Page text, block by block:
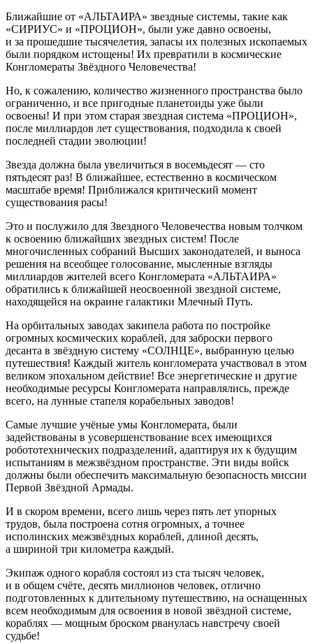
Ближайшие от «АЛЬТАИРА» звездные системы, такие как
«СИРИУС» и «ПРОЦИОН», были уже давно освоены,
и за прошедшие тысячелетия, запасы их полезных ископаемых
были порядком истощены! Их превратили в космические
Конгломераты Звёздного Человечества!
Но, к сожалению, количество жизненного пространства было
ограниченно, и все пригодные планетоиды уже были
освоены! И при этом старая звездная система «ПРОЦИОН»,
после миллиардов лет существования, подходила к своей
последней стадии эволюции!
Звезда должна была увеличиться в восемьдесят — сто
пятьдесят раз! В ближайшее, естественно в космическом
масштабе время! Приближался критический момент
существования расы!
Это и послужило для Звездного Человечества новым толчком
к освоению ближайших звездных систем! После
многочисленных собраний Высших законодателей, и выноса
решения на всеобщее голосование, мысленные взгляды
миллиардов жителей всего Конгломерата «АЛЬТАИРА»
обратились к ближайшей неосвоенной звездной системе,
находящейся на окраине галактики Млечный Путь.
На орбитальных заводах закипела работа по постройке
огромных космических кораблей, для заброски первого
десанта в звёздную систему «СОЛНЦЕ», выбранную целью
путешествия! Каждый житель конгломерата участвовал в этом
великом эпохальном действие! Все энергетические и другие
необходимые ресурсы Конгломерата направлялись, прежде
всего, на лунные стапеля корабельных заводов!
Самые лучшие учёные умы Конгломерата, были
задействованы в усовершенствование всех имеющихся
робототехнических подразделений, адаптируя их к будущим
испытаниям в межзвёздном пространстве. Эти виды войск
должны были обеспечить максимальную безопасность миссии
Первой Звёздной Армады.
И в скором времени, всего лишь через пять лет упорных
трудов, была построена сотня огромных, а точнее
исполинских межзвёздных кораблей, длиной десять,
а шириной три километра каждый.
Экипаж одного корабля состоял из ста тысяч человек,
и в общем счёте, десять миллионов человек, отлично
подготовленных к длительному путешествию, на оснащенных
всем необходимым для освоения в новой звёздной системе,
кораблях — мощным броском рванулась навстречу своей
судьбе!